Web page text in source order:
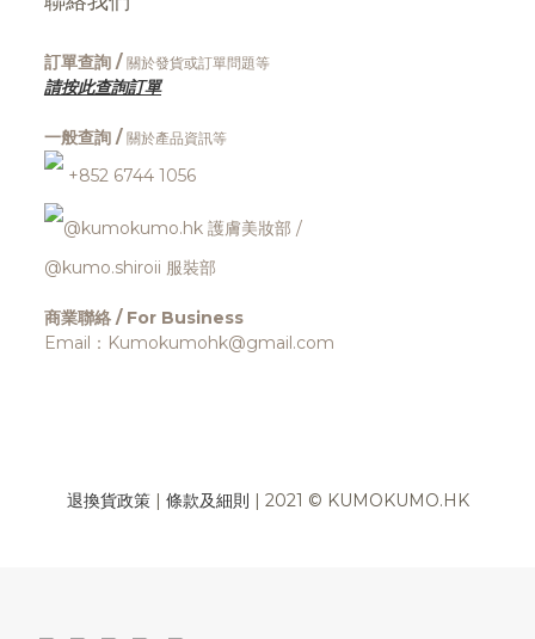
訂單查詢 / 關於發貨或訂單問題等
請按此查詢訂單
一般查詢 / 關於產品資訊等
+852 6744 1056
@kumokumo.hk 護膚美妝部 /
@kumo.shiroii 服裝部
商業聯絡 / For Business
Email：Kumokumohk@gmail.com
退換貨政策| 條款及細則 | 2021 © KUMOKUMO.HK